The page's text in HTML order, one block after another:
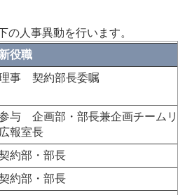
の人事異動を行います。
新役職
事 契約部長委嘱
与 企画部・部長兼企画チームリー
広報室長
約部・部長
約部・部長